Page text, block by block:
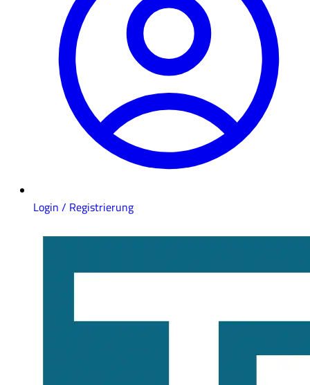
Login / Registrierung